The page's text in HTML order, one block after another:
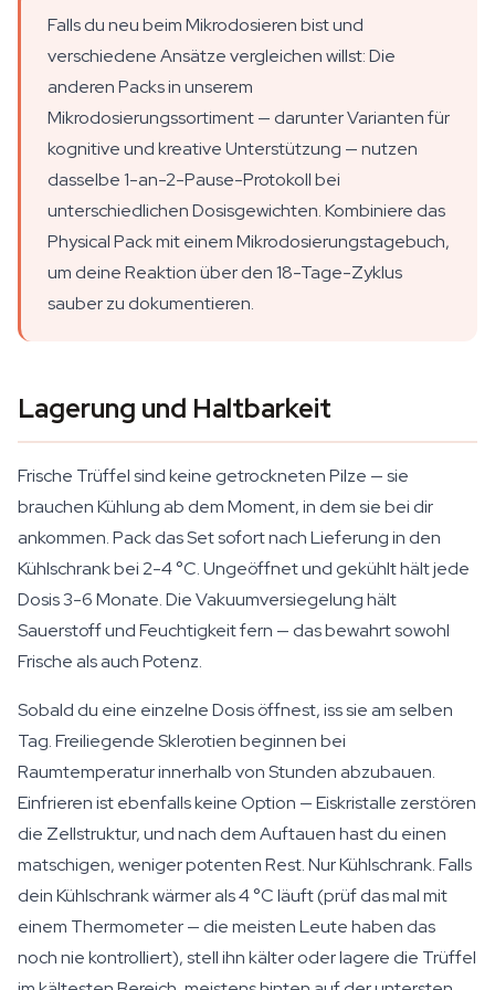
Falls du neu beim Mikrodosieren bist und
verschiedene Ansätze vergleichen willst: Die
anderen Packs in unserem
Mikrodosierungssortiment — darunter Varianten für
kognitive und kreative Unterstützung — nutzen
dasselbe 1-an-2-Pause-Protokoll bei
unterschiedlichen Dosisgewichten. Kombiniere das
Physical Pack mit einem Mikrodosierungstagebuch,
um deine Reaktion über den 18-Tage-Zyklus
sauber zu dokumentieren.
Lagerung und Haltbarkeit
Frische Trüffel sind keine getrockneten Pilze — sie
brauchen Kühlung ab dem Moment, in dem sie bei dir
ankommen. Pack das Set sofort nach Lieferung in den
Kühlschrank bei 2-4 °C. Ungeöffnet und gekühlt hält jede
Dosis 3-6 Monate. Die Vakuumversiegelung hält
Sauerstoff und Feuchtigkeit fern — das bewahrt sowohl
Frische als auch Potenz.
Sobald du eine einzelne Dosis öffnest, iss sie am selben
Tag. Freiliegende Sklerotien beginnen bei
Raumtemperatur innerhalb von Stunden abzubauen.
Einfrieren ist ebenfalls keine Option — Eiskristalle zerstören
die Zellstruktur, und nach dem Auftauen hast du einen
matschigen, weniger potenten Rest. Nur Kühlschrank. Falls
dein Kühlschrank wärmer als 4 °C läuft (prüf das mal mit
einem Thermometer — die meisten Leute haben das
noch nie kontrolliert), stell ihn kälter oder lagere die Trüffel